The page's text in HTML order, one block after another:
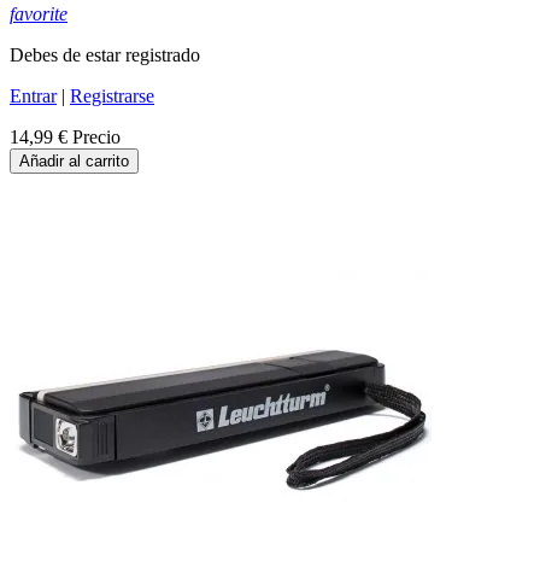
favorite
Debes de estar registrado
Entrar| Registrarse
14,99 € Precio
Añadir al carrito